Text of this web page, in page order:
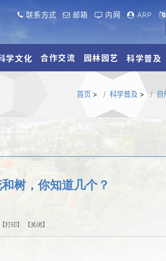
联系方式 邮箱 内网 ARP
学文化 合作交流 园林园艺 科学普及
首页> 科学普及 > 自
树，你知道几个？
打印】 【关闭】